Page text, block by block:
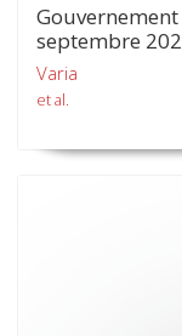
septembre
Varia
et al.